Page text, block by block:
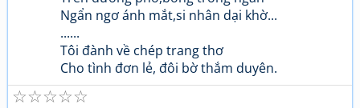
Ngẩn ngơ ánh mắt,si nhân dại khờ...
......
Tôi đành về chép trang thơ
Cho tình đơn lẻ, đôi bờ thắm duyên.
☆
☆
☆
☆
☆